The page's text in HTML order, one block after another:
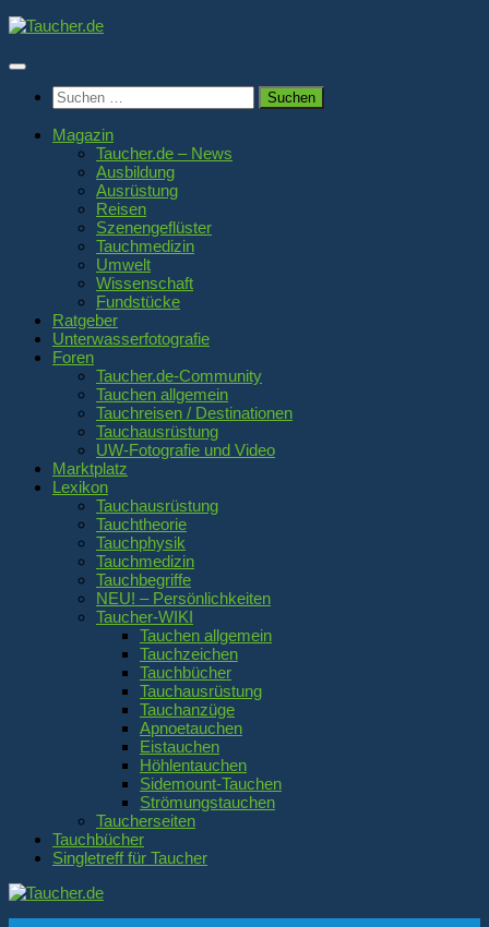
Zum
springen
Suchen
nach:
Magazin
Taucher.de – News
Ausbildung
Ausrüstung
Reisen
Szenengeflüster
Tauchmedizin
Umwelt
Wissenschaft
Fundstücke
Ratgeber
Unterwasserfotografie
Foren
Taucher.de-Community
Tauchen allgemein
Tauchreisen / Destinationen
Tauchausrüstung
UW-Fotografie und Video
Marktplatz
Lexikon
Tauchausrüstung
Tauchtheorie
Tauchphysik
Tauchmedizin
Tauchbegriffe
NEU! – Persönlichkeiten
Taucher-WIKI
Tauchen allgemein
Tauchzeichen
Tauchbücher
Tauchausrüstung
Tauchanzüge
Apnoetauchen
Eistauchen
Höhlentauchen
Sidemount-Tauchen
Strömungstauchen
Taucherseiten
Tauchbücher
Singletreff für Taucher